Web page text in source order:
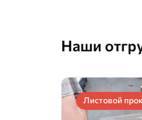
Наши
Листовой